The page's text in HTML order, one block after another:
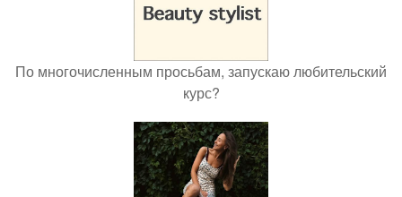
По многочисленным просьбам, запускаю любительский
курс?